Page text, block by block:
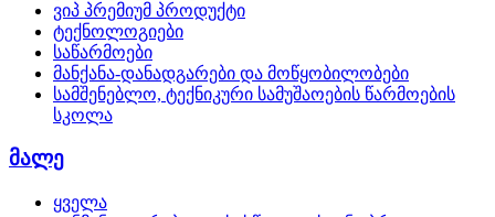
ვიპ პრემიუმ პროდუქტი
ტექნოლოგიები
საწარმოები
მანქანა-დანადგარები და მოწყობილობები
სამშენებლო, ტექნიკური სამუშაოების წარმოების
სკოლა
მალე
ყველა